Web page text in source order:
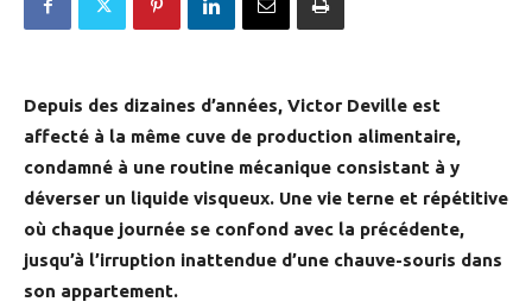
Depuis des dizaines d’années, Victor Deville est
affecté à la même cuve de production alimentaire,
condamné à une routine mécanique consistant à y
déverser un liquide visqueux. Une vie terne et répétitive
où chaque journée se confond avec la précédente,
jusqu’à l’irruption inattendue d’une chauve-souris dans
son appartement.